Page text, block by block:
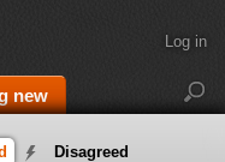
new
Log in
Disagreed